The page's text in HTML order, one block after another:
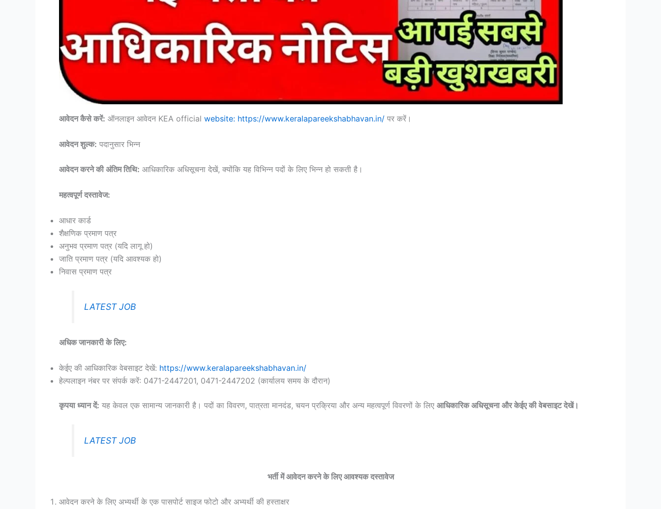
आवेदन कैसे करें: ऑनलाइन आवेदन KEA official website: https://www.keralapareekshabhavan.in/ पर करें।
आवेदन शुल्क: पदानुसार भिन्न
आवेदन करने की अंतिम तिथि: आधिकारिक अधिसूचना देखें, क्योंकि यह विभिन्न पदों के लिए भिन्न हो सकती है।
महत्वपूर्ण दस्तावेज:
आधार कार्ड
शैक्षणिक प्रमाण पत्र
अनुभव प्रमाण पत्र (यदि लागू हो)
जाति प्रमाण पत्र (यदि आवश्यक हो)
निवास प्रमाण पत्र
LATEST JOB
अधिक जानकारी के लिए:
केईए की आधिकारिक वेबसाइट देखें: https://www.keralapareekshabhavan.in/
हेल्पलाइन नंबर पर संपर्क करें: 0471-2447201, 0471-2447202 (कार्यालय समय के दौरान)
कृपया ध्यान दें: यह केवल एक सामान्य जानकारी है। पदों का विवरण, पात्रता मानदंड, चयन प्रक्रिया और अन्य महत्वपूर्ण विवरणों के लिए आधिकारिक अधिसूचना और केईए की वेबसाइट देखें।
LATEST JOB
भर्ती में आवेदन करने के लिए आवश्यक दस्तावेज
आवेदन करने के लिए अभ्यर्थी के एक पासपोर्ट साइज फोटो और अभ्यर्थी की हस्ताक्षर